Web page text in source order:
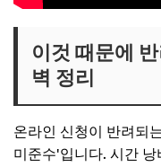
이것 때문에
벽 정리
온라인 신청이 반려되
미준수'입니다. 시간